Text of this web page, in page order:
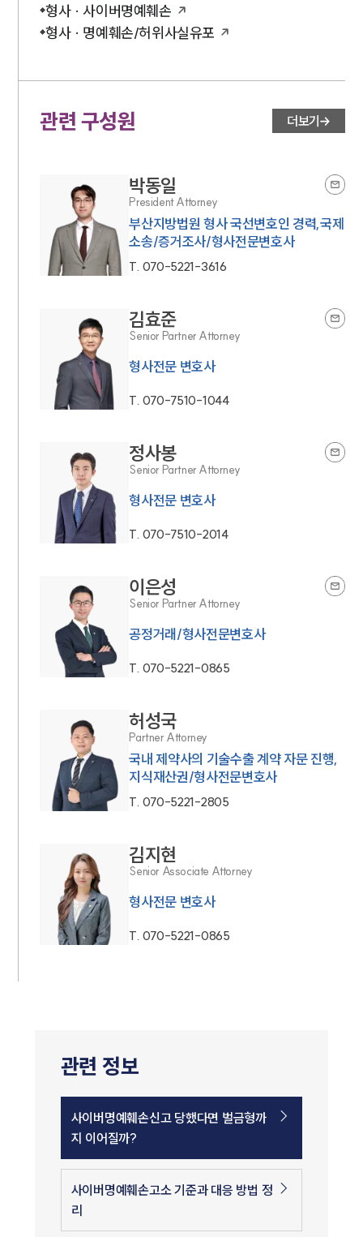
형사 · 사이버명예훼손
형사 · 명예훼손/허위사실유포
관련 구성원 더보기
박동일
President Attorney
부산지방법원 형사 국선변호인 경력,국제
소송/증거조사/형사전문변호사
T. 070-5221-3616
김효준
Senior Partner Attorney
형사전문 변호사
T. 070-7510-1044
정사봉
Senior Partner Attorney
형사전문 변호사
T. 070-7510-2014
이은성
Senior Partner Attorney
공정거래/형사전문변호사
T. 070-5221-0865
허성국
Partner Attorney
국내 제약사의 기술수출 계약 자문 진행,
지식재산권/형사전문변호사
T. 070-5221-2805
김지현
Senior Associate Attorney
형사전문 변호사
T. 070-5221-0865
관련 정보
사이버명예훼손신고 당했다면 벌금형까
지 이어질까?
사이버명예훼손고소 기준과 대응 방법 정
리